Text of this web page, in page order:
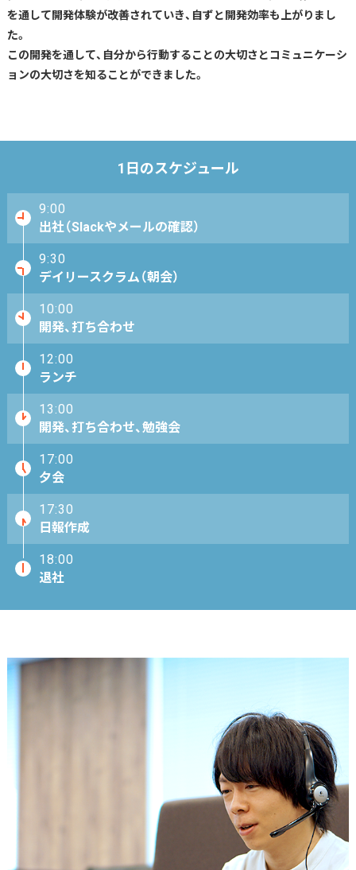
を通して開発体験が改善されていき、自ずと開発効率も上がりまし
た。
この開発を通して、自分から行動することの大切さとコミュニケーシ
ョンの大切さを知ることができました。
1日のスケジュール
9:00
出社（Slackやメールの確認）
9:30
デイリースクラム（朝会）
10:00
開発、打ち合わせ
12:00
ランチ
13:00
開発、打ち合わせ、勉強会
17:00
夕会
17:30
日報作成
18:00
退社